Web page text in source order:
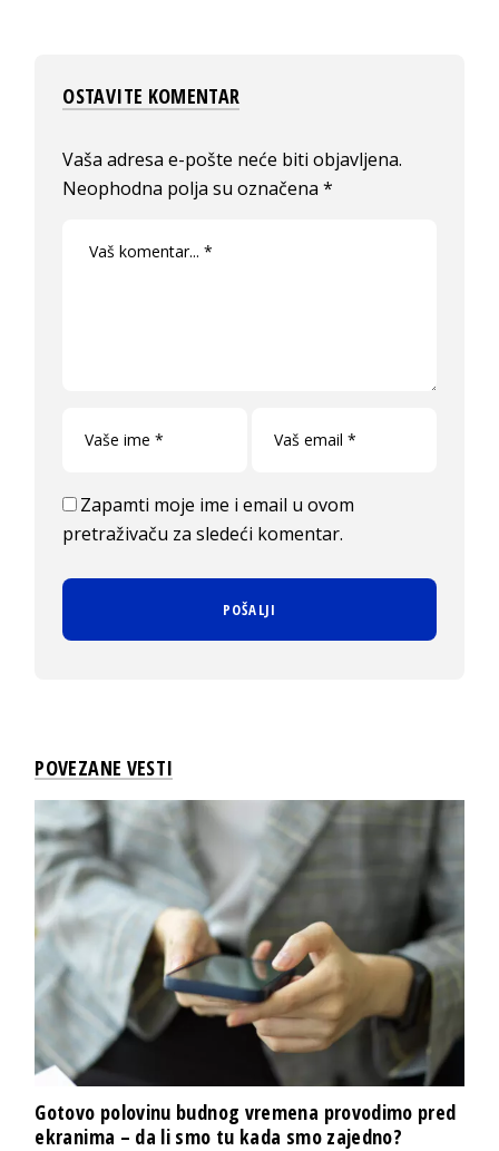
OSTAVITE KOMENTAR
Vaša adresa e-pošte neće biti objavljena.
Neophodna polja su označena*
Zapamti moje ime i email u ovom
pretraživaču za sledeći komentar.
POVEZANE VESTI
Gotovo polovinu budnog vremena provodimo pred
ekranima – da li smo tu kada smo zajedno?